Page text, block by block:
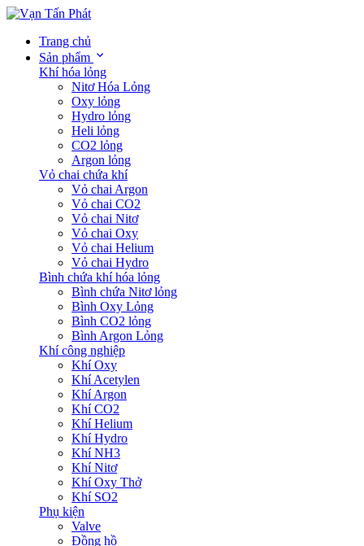
Trang chủ
Sản phẩm
Khí hóa lỏng
Nitơ Hóa Lỏng
Oxy lỏng
Hydro lỏng
Heli lỏng
CO2 lỏng
Argon lỏng
Vỏ chai chứa khí
Vỏ chai Argon
Vỏ chai CO2
Vỏ chai Nitơ
Vỏ chai Oxy
Vỏ chai Helium
Vỏ chai Hydro
Bình chứa khí hóa lỏng
Bình chứa Nitơ lỏng
Bình Oxy Lỏng
Bình CO2 lỏng
Bình Argon Lỏng
Khí công nghiệp
Khí Oxy
Khí Acetylen
Khí Argon
Khí CO2
Khí Helium
Khí Hydro
Khí NH3
Khí Nitơ
Khí Oxy Thở
Khí SO2
Phụ kiện
Valve
Đồng hồ